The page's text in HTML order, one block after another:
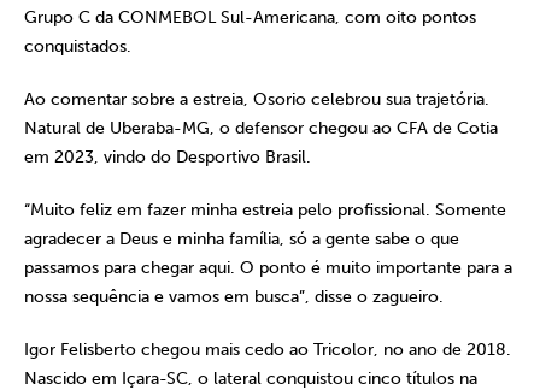
Grupo C da CONMEBOL Sul-Americana, com oito pontos
conquistados.
Ao comentar sobre a estreia, Osorio celebrou sua trajetória.
Natural de Uberaba-MG, o defensor chegou ao CFA de Cotia
em 2023, vindo do Desportivo Brasil.
“Muito feliz em fazer minha estreia pelo profissional. Somente
agradecer a Deus e minha família, só a gente sabe o que
passamos para chegar aqui. O ponto é muito importante para a
nossa sequência e vamos em busca”, disse o zagueiro.
Igor Felisberto chegou mais cedo ao Tricolor, no ano de 2018.
Nascido em Içara-SC, o lateral conquistou cinco títulos na